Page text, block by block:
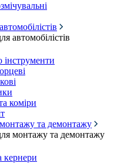
автомобілістів
інструменти
коміри
та демонтажу
монтажу та демонтажу
кернери